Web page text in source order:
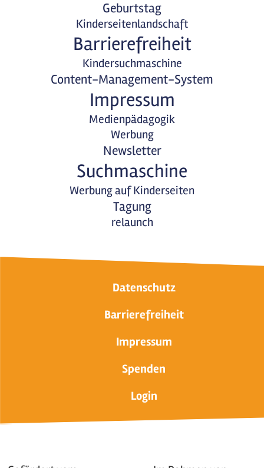
Geburtstag
Kinderseitenlandschaft
Barrierefreiheit
Kindersuchmaschine
Content-Management-System
Impressum
Medienpädagogik
Werbung
Newsletter
Suchmaschine
Werbung auf Kinderseiten
Tagung
relaunch
Datenschutz
Barrierefreiheit
Impressum
Spenden
Login